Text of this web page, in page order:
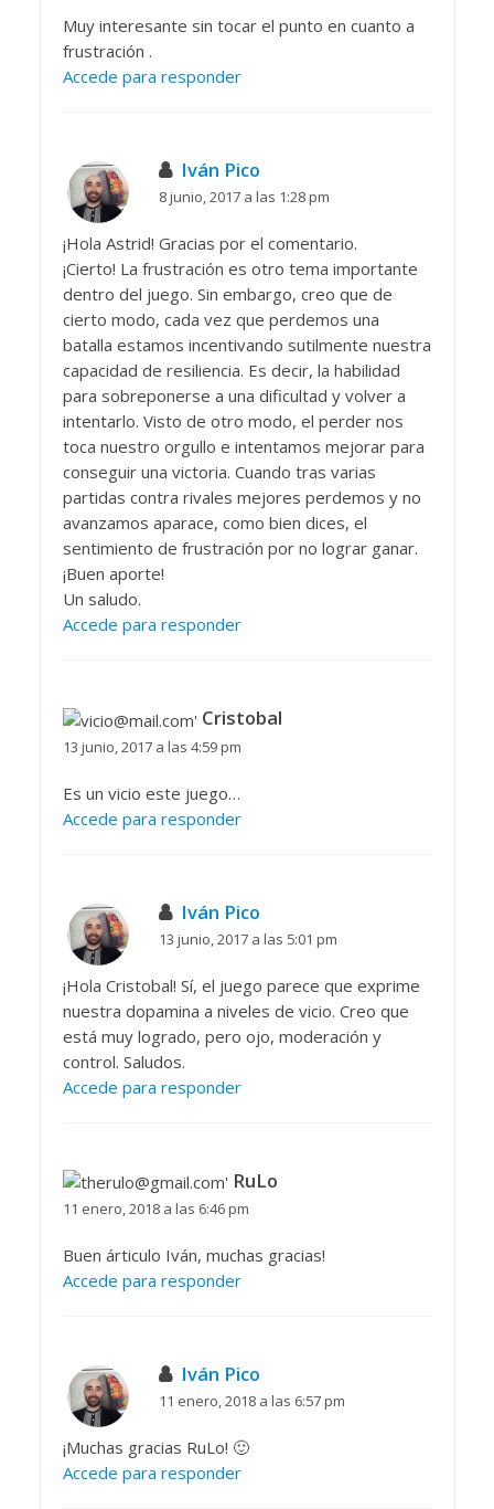
Muy interesante sin tocar el punto en cuanto a
frustración .
Accede para responder
Iván Pico
8 junio, 2017 a las 1:28 pm
¡Hola Astrid! Gracias por el comentario.
¡Cierto! La frustración es otro tema importante
dentro del juego. Sin embargo, creo que de
cierto modo, cada vez que perdemos una
batalla estamos incentivando sutilmente nuestra
capacidad de resiliencia. Es decir, la habilidad
para sobreponerse a una dificultad y volver a
intentarlo. Visto de otro modo, el perder nos
toca nuestro orgullo e intentamos mejorar para
conseguir una victoria. Cuando tras varias
partidas contra rivales mejores perdemos y no
avanzamos aparace, como bien dices, el
sentimiento de frustración por no lograr ganar.
¡Buen aporte!
Un saludo.
Accede para responder
Cristobal
13 junio, 2017 a las 4:59 pm
Es un vicio este juego…
Accede para responder
Iván Pico
13 junio, 2017 a las 5:01 pm
¡Hola Cristobal! Sí, el juego parece que exprime
nuestra dopamina a niveles de vicio. Creo que
está muy logrado, pero ojo, moderación y
control. Saludos.
Accede para responder
RuLo
11 enero, 2018 a las 6:46 pm
Buen árticulo Iván, muchas gracias!
Accede para responder
Iván Pico
11 enero, 2018 a las 6:57 pm
¡Muchas gracias RuLo! 🙂
Accede para responder